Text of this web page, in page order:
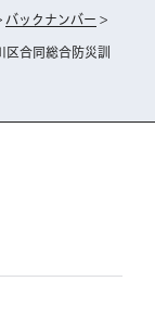
バックナンバー >
区合同総合防災訓